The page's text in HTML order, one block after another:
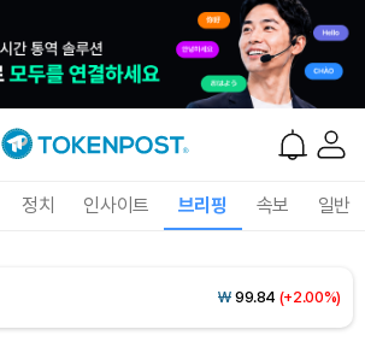
정치 인사이트 브리핑 속보 일반
1,466(+2.52%)
₩ 99.84 (+2.00%)